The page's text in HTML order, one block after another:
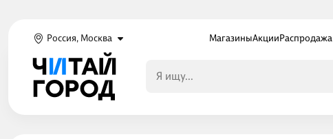
Россия, Москва МагазиныАкцииРаспродажа